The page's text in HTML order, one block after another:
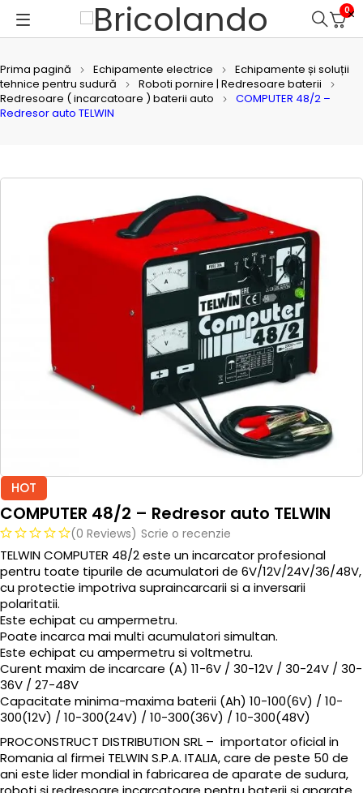
0
Prima pagină Echipamente electrice
Echipamente și soluții
tehnice pentru sudură
Roboti pornire | Redresoare baterii
Redresoare ( incarcatoare ) baterii auto
COMPUTER 48/2 –
Redresor auto TELWIN
HOT
COMPUTER 48/2 – Redresor auto TELWIN
(0 Reviews) Scrie o recenzie
TELWIN COMPUTER 48/2 este un incarcator profesional
pentru toate tipurile de acumulatori de 6V/12V/24V/36/48V,
cu protectie impotriva supraincarcarii si a inversarii
polaritatii.
Este echipat cu ampermetru.
Poate incarca mai multi acumulatori simultan.
Este echipat cu ampermetru si voltmetru.
Curent maxim de incarcare (A) 11-6V / 30-12V / 30-24V / 30-
36V / 27-48V
Capacitate minima-maxima baterii (Ah) 10-100(6V) / 10-
300(12V) / 10-300(24V) / 10-300(36V) / 10-300(48V)
PROCONSTRUCT DISTRIBUTION SRL – importator oficial in
Romania al firmei TELWIN S.P.A. ITALIA, care de peste 50 de
ani este lider mondial in fabricarea de aparate de sudura,